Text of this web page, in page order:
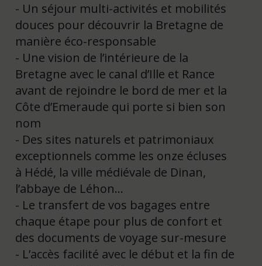
Un séjour multi-activités et mobilités
douces pour découvrir la Bretagne de
manière éco-responsable
Une vision de l’intérieure de la
Bretagne avec le canal d’Ille et Rance
avant de rejoindre le bord de mer et la
Côte d’Emeraude qui porte si bien son
nom
Des sites naturels et patrimoniaux
exceptionnels comme les onze écluses
à Hédé, la ville médiévale de Dinan,
l’abbaye de Léhon…
Le transfert de vos bagages entre
chaque étape pour plus de confort et
des documents de voyage sur-mesure
L’accès facilité avec le début et la fin de